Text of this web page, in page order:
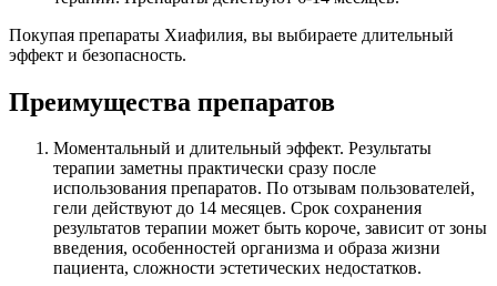
Покупая препараты Хиафилия, вы выбираете длительный
эффект и безопасность.
Преимущества препаратов
Моментальный и длительный эффект. Результаты
терапии заметны практически сразу после
использования препаратов. По отзывам пользователей,
гели действуют до 14 месяцев. Срок сохранения
результатов терапии может быть короче, зависит от зоны
введения, особенностей организма и образа жизни
пациента, сложности эстетических недостатков.